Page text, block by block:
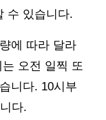
수 있습니다.
에 따라 달라
오전 일찍 또
니다. 10시부
다.